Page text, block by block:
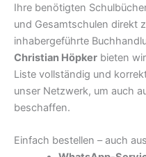
Ihre benötigten
und Gesamtschulen direkt
inhabergeführte
Christian Höpker bieten
Liste vollständig und
unser Netzwerk, um auch
beschaffen.
Einfach bestellen – auch